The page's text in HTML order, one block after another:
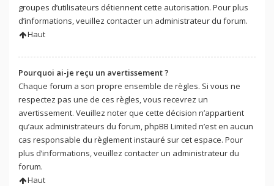
groupes d’utilisateurs détiennent cette autorisation. Pour plus
d’informations, veuillez contacter un administrateur du forum.
Haut
Pourquoi ai-je reçu un avertissement ?
Chaque forum a son propre ensemble de règles. Si vous ne
respectez pas une de ces règles, vous recevrez un
avertissement. Veuillez noter que cette décision n’appartient
qu’aux administrateurs du forum, phpBB Limited n’est en aucun
cas responsable du règlement instauré sur cet espace. Pour
plus d’informations, veuillez contacter un administrateur du
forum.
Haut